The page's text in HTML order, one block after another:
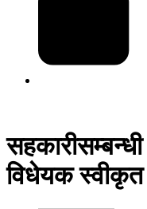
विधेयक स्वीकृत